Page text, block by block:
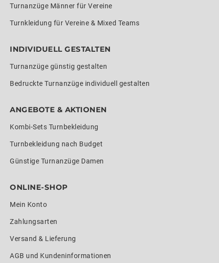
Turnanzüge Männer für Vereine
Turnkleidung für Vereine & Mixed Teams
INDIVIDUELL GESTALTEN
Turnanzüge günstig gestalten
Bedruckte Turnanzüge individuell gestalten
ANGEBOTE & AKTIONEN
Kombi-Sets Turnbekleidung
Turnbekleidung nach Budget
Günstige Turnanzüge Damen
ONLINE-SHOP
Mein Konto
Zahlungsarten
Versand & Lieferung
AGB und Kundeninformationen